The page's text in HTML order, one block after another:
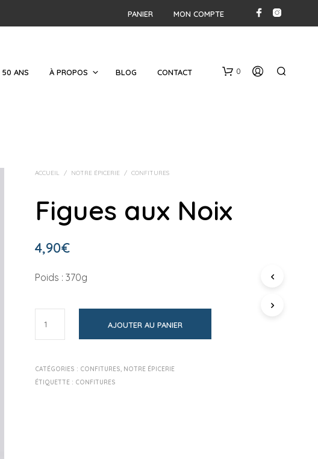
PANIER MON COMPTE
50 ANS À PROPOS BLOG CONTACT 0
ACCUEIL / NOTRE ÉPICERIE / CONFITURES
Figues aux Noix
4,90€
Poids : 370g
AJOUTER AU PANIER
CATÉGORIES : CONFITURES, NOTRE ÉPICERIE
ÉTIQUETTE : CONFITURES